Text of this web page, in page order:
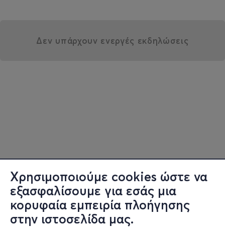
Χρησιμοποιούμε cookies ώστε να
εξασφαλίσουμε για εσάς μια
κορυφαία εμπειρία πλοήγησης
στην ιστοσελίδα μας.
Δεν υπάρχουν ενεργές εκδηλώσεις